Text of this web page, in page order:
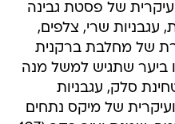
של פסטת גבינה
עגבניות שרי, צלפים,
של מחלבת ברקנית
ביער שתגיש למשל מנה
סלק, עגבניות
של מיקס נתחים